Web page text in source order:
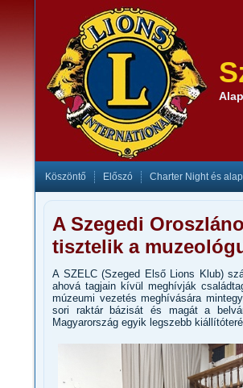
Köszöntő Előszó Charter Night és
A Szegedi
tisztelik a
A SZELC (Szeged Első Lions Klub)
ahová tagjain kívül meghívják
múzeumi vezetés meghívására
sori raktár bázisát és magát a
Magyarország egyik legszebb